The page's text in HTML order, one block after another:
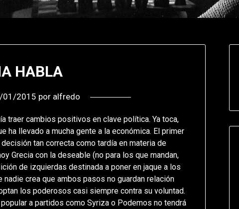
HABLA
01/2015 por alfredo
traer cambios positivos en clave política. Ya toca,
ha llevado a mucha gente a la económica. El primer
tan correcta como tardía en materia de
Grecia con la deseable (no para los que mandan,
de izquierdas destinada a poner en jaque a los
crea que ambos pasos no guardan relación
los poderosos casi siempre contra su voluntad.
a partidos como Syriza o Podemos no tendrá